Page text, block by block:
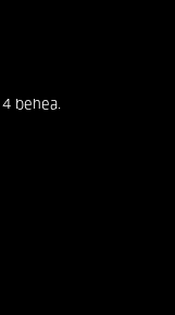
behea.